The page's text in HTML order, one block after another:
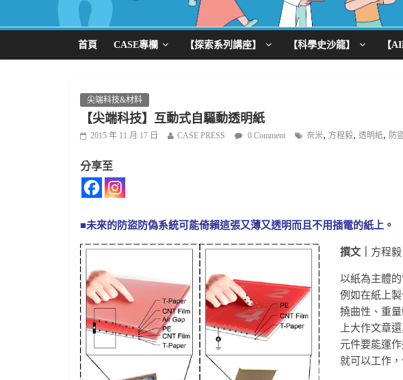
首頁 CASE專欄 【探索系列講座】 【科學史沙龍】 【
尖端科技&材料
【尖端科技】互動式自驅動透明紙
2015 年 11 月 17 日 CASE PRESS 0 Comment 奈米, 方程毅, 透明紙, 防
分享至
■未來的防盜防偽系統可能倚賴這張又薄又透明而且不用插電的紙上。
撰文｜ 方程毅
以紙為主體
例如在紙上
撓曲性、重
上大作文章
元件要能運
就可以工作